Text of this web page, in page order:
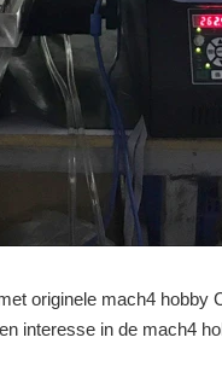
originele mach4 hobby
interesse in de mach4